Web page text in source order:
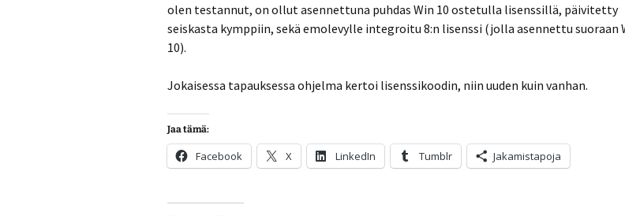
olen testannut, on ollut asennettuna puhdas Win 10 ostetulla lisenssillä, päivitetty
seiskasta kymppiin, sekä emolevylle integroitu 8:n lisenssi (jolla asennettu suoraan
10).
Jokaisessa tapauksessa ohjelma kertoi lisenssikoodin, niin uuden kuin vanhan.
Jaa tämä:
Facebook X LinkedIn Tumblr Jakamistapoja